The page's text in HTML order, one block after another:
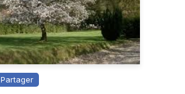
Partager